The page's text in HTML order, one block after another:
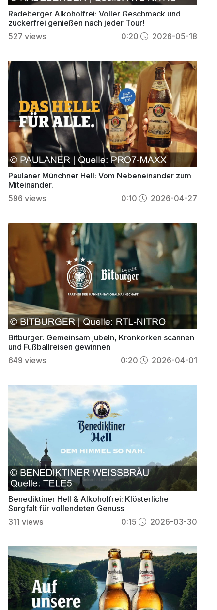
Radeberger Alkoholfrei: Voller Geschmack und
zuckerfrei genießen nach jeder Tour!
527 views 0:20 2026-05-18
Paulaner Münchner Hell: Vom Nebeneinander zum
Miteinander.
596 views 0:10 2026-04-27
Bitburger: Gemeinsam jubeln, Kronkorken scannen
und Fußballreisen gewinnen
649 views 0:20 2026-04-01
Benediktiner Hell & Alkoholfrei: Klösterliche
Sorgfalt für vollendeten Genuss
311 views 0:15 2026-03-30